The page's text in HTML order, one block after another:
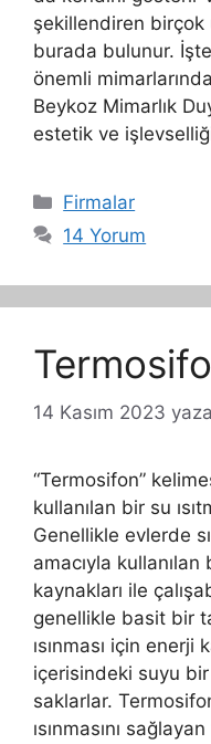
şekillendiren birçok
burada bulunur.
önemli
Beykoz Mimarlık
estetik ve
Kategoriler
Firmalar
14 Yorum
14 Kasım 2023
“Termosifon”
kullanılan bir su
Genellikle evlerde
amacıyla
kaynakları ile
genellikle basit bir
ısınması için enerji
içerisindeki suyu
saklarlar.
ısınmasını